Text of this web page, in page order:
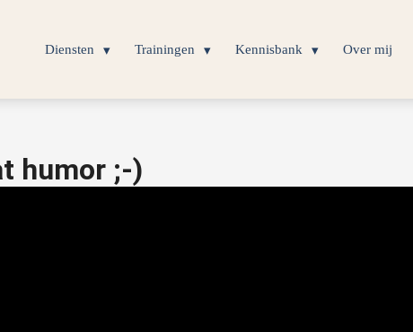
Diensten Trainingen Kennisbank Over mij
humor ;-)